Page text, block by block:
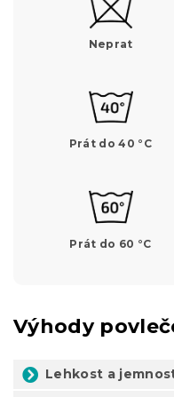
Neprat
Prát do 40 °C
Prát do 60 °C
Výhody
Lehkost a